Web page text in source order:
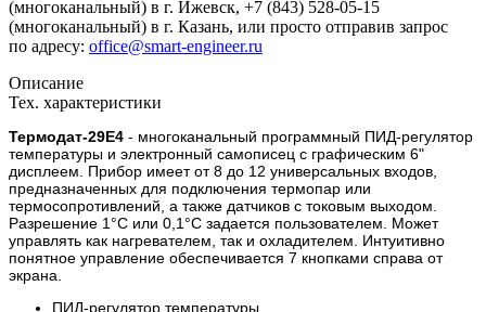
(многоканальный) в г. Ижевск, +7 (843) 528-05-15
(многоканальный) в г. Казань, или просто отправив запрос
по адресу: office@smart-engineer.ru
Описание
Тех. характеристики
Термодат-29Е4 - многоканальный программный ПИД-регулятор
температуры и электронный самописец с графическим 6"
дисплеем. Прибор имеет от 8 до 12 универсальных входов,
предназначенных для подключения термопар или
термосопротивлений, а также датчиков с токовым выходом.
Разрешение 1°С или 0,1°С задается пользователем. Может
управлять как нагревателем, так и охладителем. Интуитивно
понятное управление обеспечивается 7 кнопками справа от
экрана.
ПИД-регулятор температуры